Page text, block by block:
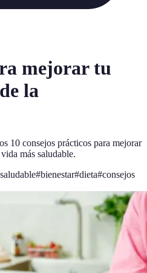
mejorar tu
la
10 consejos prácticos para mejorar
más saludable.
#bienestar#dieta#consejos